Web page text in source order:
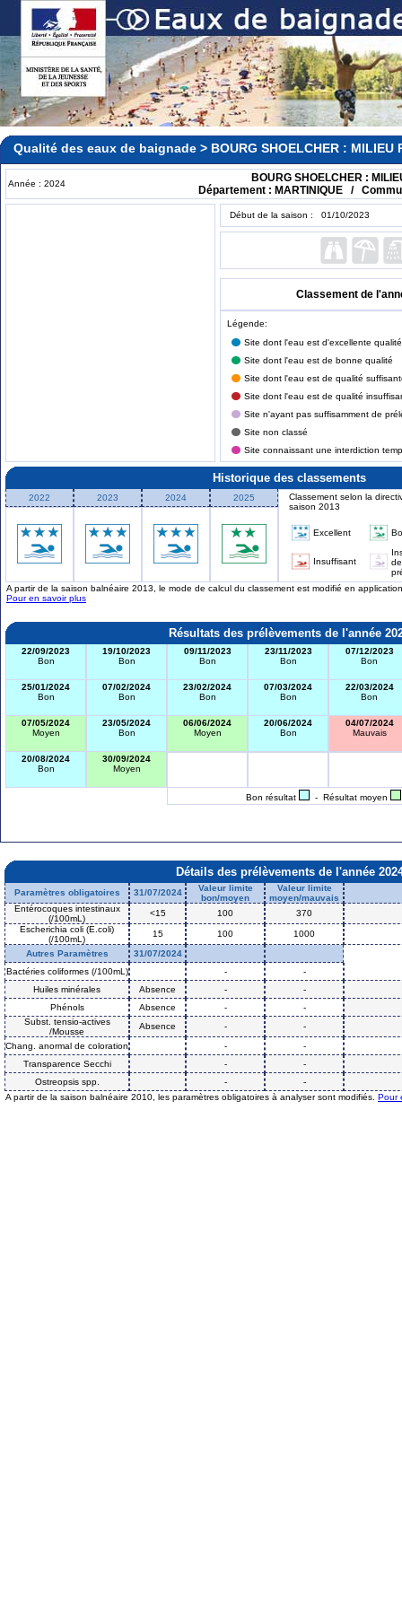
Qualité des eaux de baignade > BOURG SHOELCHER : MILIEU
Année : 2024
BOURG SHOELCHER :
Département : MARTINIQUE /
Début de la saison : 01/10/2023
Classement de
Légende:
Site dont l'eau est d'excellente qualité
Site dont l'eau est de bonne qualité
Site dont l'eau est de qualité
Site dont l'eau est de qualité
Site n'ayant pas suffisamment de
Site non classé
Site connaissant une interdiction
Historique des classements
2022 2023 2024 2025
Classement selon la
saison 2013
Excellent
Insuffisant
de
A partir de la saison balnéaire 2013, le mode de calcul du classement est modifié en
Pour en savoir plus
Résultats des prélèvements de l'année
22/09/2023
Bon
19/10/2023
Bon
09/11/2023
Bon
23/11/2023
Bon
07/12/2023
Bon
25/01/2024
Bon
07/02/2024
Bon
23/02/2024
Bon
07/03/2024
Bon
22/03/2024
Bon
07/05/2024
Moyen
23/05/2024
Bon
06/06/2024
Moyen
20/06/2024
Bon
04/07/2024
Mauvais
20/08/2024
Bon
30/09/2024
Moyen
Bon résultat - Résultat moyen
Détails des prélèvements de l'année
Paramètres obligatoires 31/07/2024
Valeur limite
bon/moyen
Valeur limite
moyen/mauvais
Entérocoques intestinaux
(/100mL)
<15 100
370
Escherichia coli (E.coli)
(/100mL)
15 100
1000
Autres Paramètres
31/07/2024
Bactéries coliformes (/100mL)
-
-
Huiles minérales
Absence -
-
Phénols
Absence -
-
Subst. tensio-actives
/Mousse
Absence -
-
Chang. anormal de coloration
-
-
Transparence Secchi
-
-
Ostreopsis spp.
-
-
A partir de la saison balnéaire 2010, les paramètres obligatoires à analyser sont modifiés. Pour